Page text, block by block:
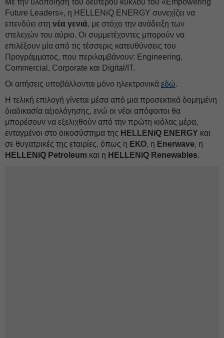
Με την υλοποίηση του δεύτερου κύκλου του «Empowering
Future Leaders», η HELLENiQ ENERGY συνεχίζει να
επενδύει στη νέα γενιά, με στόχο την ανάδειξη των
στελεχών του αύριο. Οι συμμετέχοντες μπορούν να
επιλέξουν μία από τις τέσσερις κατευθύνσεις του
Προγράμματος, που περιλαμβάνουν: Engineering,
Commercial, Corporate και Digital/IT.
Οι αιτήσεις υποβάλλονται μόνο ηλεκτρονικά εδώ.
Η τελική επιλογή γίνεται μέσα από μια προσεκτικά δομημένη
διαδικασία αξιολόγησης, ενώ οι νέοι απόφοιτοι θα
μπορέσουν να εξελιχθούν από την πρώτη κιόλας μέρα,
ενταγμένοι στο οικοσύστημα της HELLENiQ ENERGY και
σε θυγατρικές της εταιρίες, όπως η ΕΚΟ, η Enerwave, η
HELLENiQ Petroleum και η HELLENiQ Renewables.